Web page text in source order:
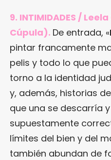
9. INTIMIDADES /
Cúpula). De entrada, «
pintar francamente
pelis y todo lo que
torno a la identidad
y, además, historias
que una se descarría
supuestamente
límites del bien y del
también abundan de